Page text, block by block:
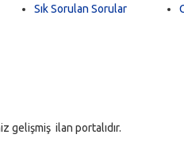
Sık Sorulan Sorular
gelişmiş ilan portalıdır.